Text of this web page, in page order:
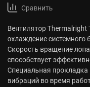
Сравнить
Вентилятор Thermalright
охлаждение системного
Скорость вращение
способствует
Специальная
вибраций во время